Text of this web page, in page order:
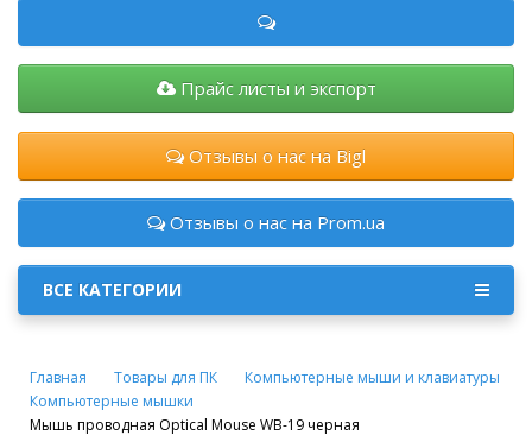
Прайс листы и экспорт
Отзывы о нас на Bigl
Отзывы о нас на Prom.ua
ВСЕ КАТЕГОРИИ
Главная Товары для ПК
Компьютерные мыши и клавиатуры
Компьютерные мышки
Мышь проводная Optical Mouse WB-19 черная